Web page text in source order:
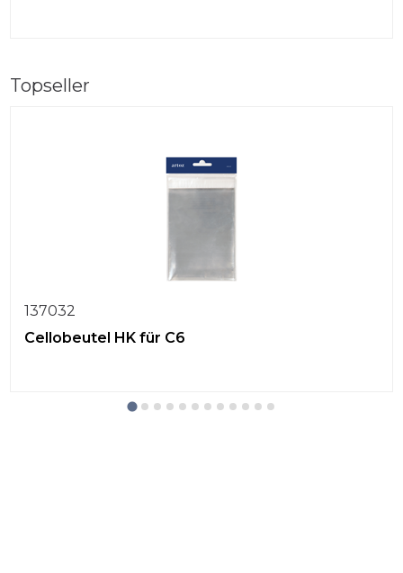
Topseller
137032
Cellobeutel HK für C6